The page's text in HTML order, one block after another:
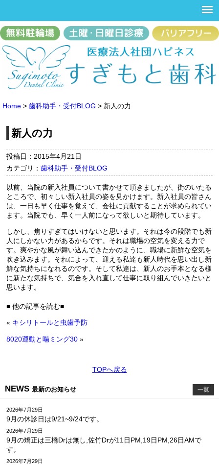
Home > 歯科助手・受付BLOG > 新人の力
新人の力
投稿日：2015年4月21日
カテゴリ：歯科助手・受付BLOG
以前、当院の新入社員について書かせて頂きましたが、街のいたる
ところで、初々しい新入社員の姿を見かけます。新入社員の皆さん
は、一日も早く仕事を覚えて、会社に貢献することが求められてい
ます。当院でも、早く一人前になって欲しいと期待しています。
しかし、焦りすぎてはいけないと思います。それは今の段階でも新
人にしかない力があるからです。それは職場の空気を変える力で
す。爽やかな風が舞い込んできたかのように、職場に新鮮な空気を
吹き込みます。それによって、迎える私達も新人時代を思い出し新
鮮な気持ちになれるのです。そして私達は、新人のお手本となる様
に新たな気持ちで、気合を入れ直して仕事に取り組んでいきたいと
思います。
■ 他の記事を読む■
« キシリトールと虫歯予防
8020運動と噛ミング30 »
TOPへ戻る
NEWS 最新のお知らせ 一覧
2026年7月29日
9月の休診日は9/21~9/24です。
2026年7月29日
9月の矯正は三橋Drは無し,佐竹Drが11日PM,19日PM,26日AMで
す。
2026年7月29日